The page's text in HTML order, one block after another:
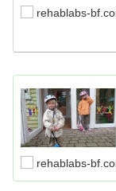
rehablabs-
rehablabs-